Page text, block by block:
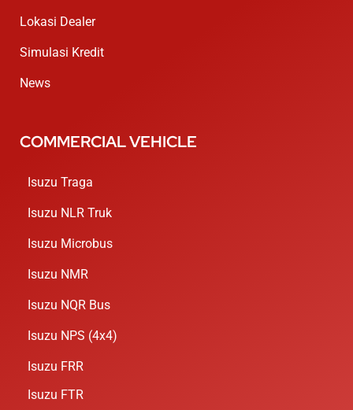
Lokasi Dealer
Simulasi Kredit
News
COMMERCIAL VEHICLE
Isuzu Traga
Isuzu NLR Truk
Isuzu Microbus
Isuzu NMR
Isuzu NQR Bus
Isuzu NPS (4x4)
Isuzu FRR
Isuzu FTR